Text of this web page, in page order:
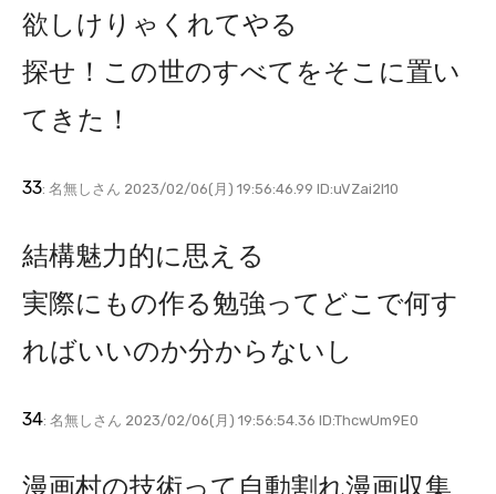
欲しけりゃくれてやる
探せ！この世のすべてをそこに置い
てきた！
33: 名無しさん 2023/02/06(月) 19:56:46.99 ID:uVZai2l10
結構魅力的に思える
実際にもの作る勉強ってどこで何す
ればいいのか分からないし
34: 名無しさん 2023/02/06(月) 19:56:54.36 ID:ThcwUm9E0
漫画村の技術って自動割れ漫画収集